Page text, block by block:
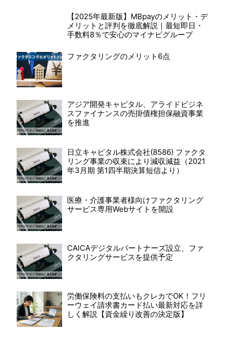
【2025年最新版】MBpayのメリット・デ
メリットと評判を徹底解説｜最短即日・
手数料8％で安心のマイナビグループ
ファクタリングのメリット6点
アジア開発キャピタル、アライドビジネ
スファイナンスの売掛債権担保融資事業
を推進
日立キャピタル株式会社(8586) ファクタ
リング事業の収束により減収減益（2021
年3月期 第1四半期決算短信より）
医療・介護事業者様向けファクタリング
サービス専用Webサイトを開設
CAICAデジタルパートナーズ設立、ファ
クタリングサービスを提供予定
労働保険料の支払いもクレカでOK！フリ
ーウェイ請求書カード払い最新対応を詳
しく解説【資金繰り改善の決定版】